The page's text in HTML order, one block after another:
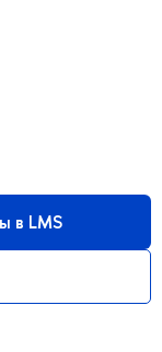
в LMS